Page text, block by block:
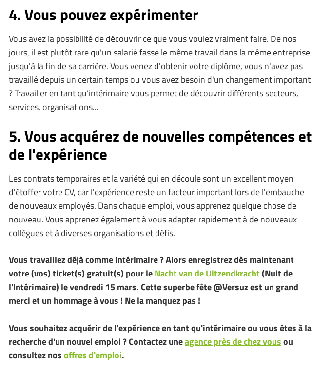
4. Vous pouvez expérimenter
Vous avez la possibilité de découvrir ce que vous voulez vraiment faire. De nos
jours, il est plutôt rare qu'un salarié fasse le même travail dans la même entreprise
jusqu'à la fin de sa carrière. Vous venez d'obtenir votre diplôme, vous n'avez pas
travaillé depuis un certain temps ou vous avez besoin d'un changement important
? Travailler en tant qu'intérimaire vous permet de découvrir différents secteurs,
services, organisations...
5. Vous acquérez de nouvelles compétences et
de l'expérience
Les contrats temporaires et la variété qui en découle sont un excellent moyen
d'étoffer votre CV, car l'expérience reste un facteur important lors de l'embauche
de nouveaux employés. Dans chaque emploi, vous apprenez quelque chose de
nouveau. Vous apprenez également à vous adapter rapidement à de nouveaux
collègues et à diverses organisations et défis.
Vous travaillez déjà comme intérimaire ? Alors enregistrez dès maintenant
votre (vos) ticket(s) gratuit(s) pour leNacht van de Uitzendkracht(Nuit de
l'Intérimaire) le vendredi 15 mars. Cette superbe fête @Versuz est un grand
merci et un hommage à vous ! Ne la manquez pas !
Vous souhaitez acquérir de l'expérience en tant qu'intérimaire ou vous êtes à la
recherche d'un nouvel emploi ? Contactez uneagence près de chez vousou
consultez nosoffres d'emploi.